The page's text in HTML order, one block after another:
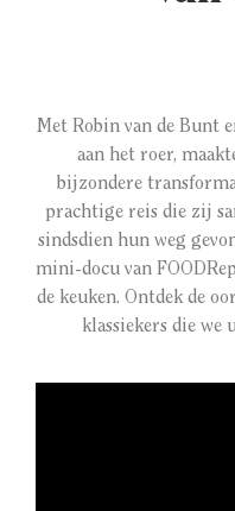
Met Robin van de Bunt
aan het roer,
bijzondere
prachtige reis die zij
sindsdien hun weg
mini-docu van
de keuken. Ontdek de
klassiekers die we